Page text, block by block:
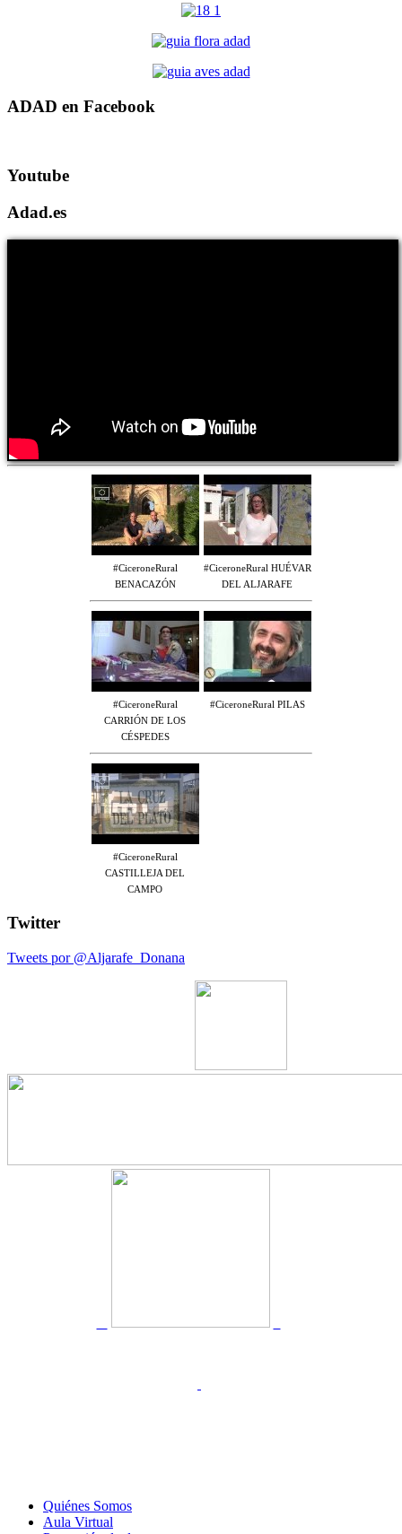
ADAD en Facebook
Youtube
Adad.es
#CiceroneRural
BENACAZÓN
#CiceroneRural HUÉVAR
DEL ALJARAFE
#CiceroneRural
CARRIÓN DE LOS
CÉSPEDES
#CiceroneRural PILAS
#CiceroneRural
CASTILLEJA DEL
CAMPO
Twitter
Tweets por @Aljarafe_Donana
Quiénes Somos
Aula Virtual